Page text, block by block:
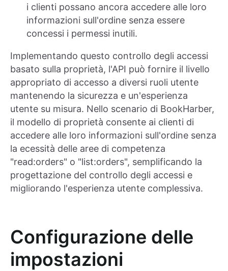
i clienti possano ancora accedere alle loro
informazioni sull'ordine senza essere
concessi i permessi inutili.
Implementando questo controllo degli accessi
basato sulla proprietà, l'API può fornire il livello
appropriato di accesso a diversi ruoli utente
mantenendo la sicurezza e un'esperienza
utente su misura. Nello scenario di BookHarber,
il modello di proprietà consente ai clienti di
accedere alle loro informazioni sull'ordine senza
la ecessità delle aree di competenza
"read:orders" o "list:orders", semplificando la
progettazione del controllo degli accessi e
migliorando l'esperienza utente complessiva.
Configurazione delle
impostazioni